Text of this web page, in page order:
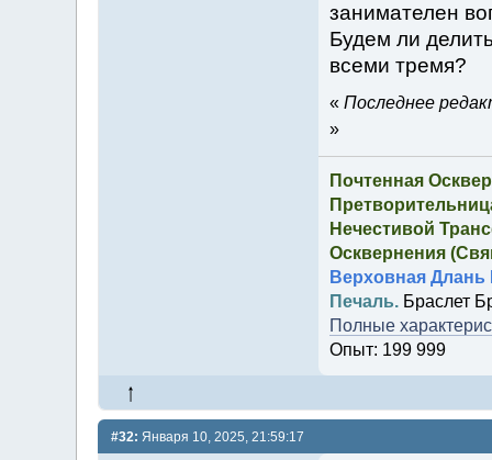
занимателен
Будем ли
всеми тремя?
« Последнее
»
Почтенная
Нечестивой
Осквернения
Верховная Длань
Печаль.Браслет
Полные
Опыт: 199 999
#32: Января 10, 2025, 21:59:17